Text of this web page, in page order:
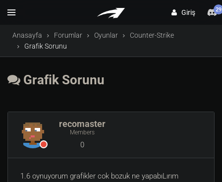
Giriş 29
Anasayfa Forumlar Oyunlar
Counter-Strike
Grafik Sorunu
Grafik Sorunu
recomaster
Members
0
1.6 oynuyorum grafikler cok bozuk ne yapabıLırım